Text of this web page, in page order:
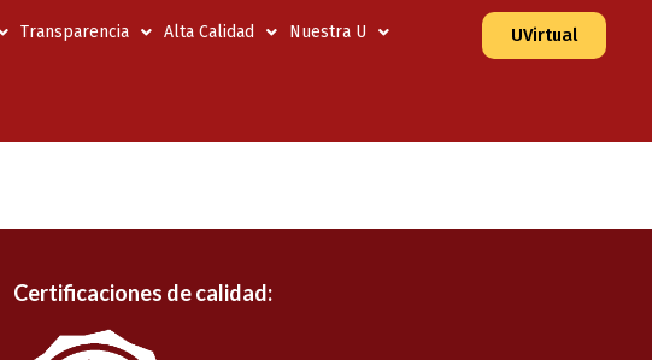
Transparencia Alta Calidad Nuestra U UVirtual
Certificaciones de calidad: